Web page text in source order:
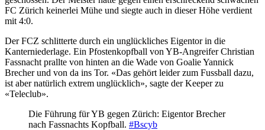
FC Zürich keinerlei Mühe und siegte auch in dieser Höhe verdient
mit 4:0.
Der FCZ schlitterte durch ein unglückliches Eigentor in die
Kanterniederlage. Ein Pfostenkopfball von YB-Angreifer Christian
Fassnacht prallte von hinten an die Wade von Goalie Yannick
Brecher und von da ins Tor. «Das gehört leider zum Fussball dazu,
ist aber natürlich extrem unglücklich», sagte der Keeper zu
«Teleclub».
Die Führung für YB gegen Zürich: Eigentor Brecher
nach Fassnachts Kopfball. #Bscyb